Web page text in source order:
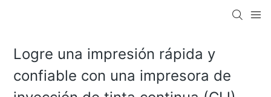
Logre una impresión rápida y
confiable con una impresora de